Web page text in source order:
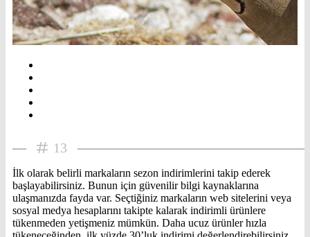
13
İlk olarak belirli markaların sezon indirimlerini takip ederek
başlayabilirsiniz. Bunun için güvenilir bilgi kaynaklarına
ulaşmanızda fayda var. Seçtiğiniz markaların web sitelerini veya
sosyal medya hesaplarını takipte kalarak indirimli ürünlere
tükenmeden yetişmeniz mümkün. Daha ucuz ürünler hızla